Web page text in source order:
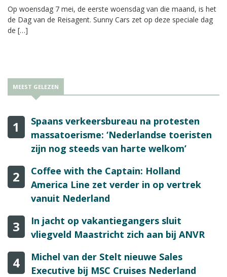
Op woensdag 7 mei, de eerste woensdag van die maand, is het
de Dag van de Reisagent. Sunny Cars zet op deze speciale dag
de […]
MEEST GELEZEN
1
Spaans verkeersbureau na protesten
massatoerisme: ‘Nederlandse toeristen
zijn nog steeds van harte welkom’
2
Coffee with the Captain: Holland
America Line zet verder in op vertrek
vanuit Nederland
3
In jacht op vakantiegangers sluit
vliegveld Maastricht zich aan bij ANVR
4
Michel van der Stelt nieuwe Sales
Executive bij MSC Cruises Nederland